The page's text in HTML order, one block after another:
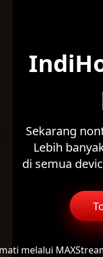
Sekarang
Lebih
di semua
melalui